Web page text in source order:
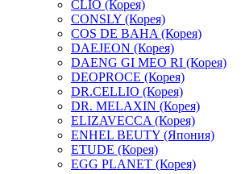
CLIO (Корея)
CONSLY (Корея)
COS DE BAHA (Корея)
DAEJEON (Корея)
DAENG GI MEO RI (Корея)
DEOPROCE (Корея)
DR.CELLIO (Корея)
DR. MELAXIN (Корея)
ELIZAVECCA (Корея)
ENHEL BEUTY (Япония)
ETUDE (Корея)
EGG PLANET (Корея)